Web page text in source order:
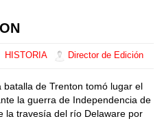
HISTORIA Director de Edición
de Trenton tomó lugar el
la guerra de Independencia de
la travesía del río Delaware por